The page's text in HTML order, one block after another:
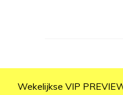
Wekelijkse VIP